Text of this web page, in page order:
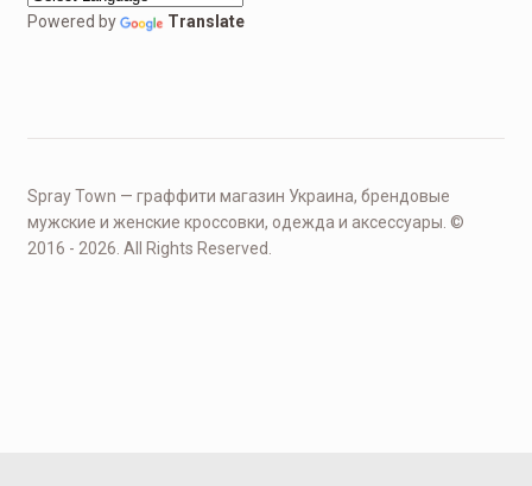
Powered by Translate
Spray Town — граффити магазин Украина, брендовые
мужские и женские кроссовки, одежда и аксессуары. ©
2016 - 2026. All Rights Reserved.